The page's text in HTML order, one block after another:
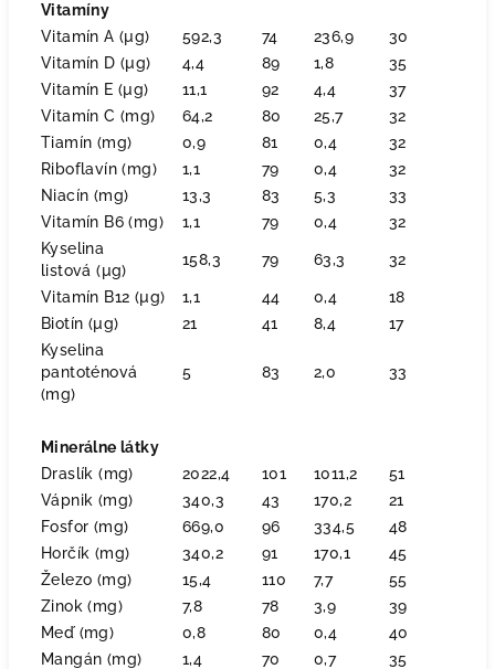
Vitamíny
Vitamín A (µg)
592,3 74 236,9
30
Vitamín D (µg)
4,4 89 1,8
35
Vitamín E (µg)
11,1 92 4,4
37
Vitamín C (mg)
64,2 80 25,7
32
Tiamín (mg)
0,9 81 0,4
32
Riboflavín (mg)
1,1 79 0,4
32
Niacín (mg)
13,3 83 5,3
33
Vitamín B6 (mg)
1,1 79 0,4
32
Kyselina
listová (µg)
158,3 79 63,3 32
Vitamín B12 (µg) 1,1 44 0,4
18
Biotín (µg)
21 41 8,4
17
Kyselina
pantoténová
(mg)
5 83 2,0 33
Minerálne látky
Draslík (mg)
2022,4 101 1011,2
51
Vápnik (mg)
340,3 43 170,2
21
Fosfor (mg)
669,0 96 334,5
48
Horčík (mg)
340,2 91 170,1
45
Železo (mg)
15,4 110 7,7
55
Zinok (mg)
7,8 78 3,9
39
Meď (mg)
0,8 80 0,4
40
Mangán (mg)
1,4 70 0,7
35